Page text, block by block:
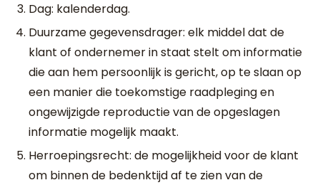
Dag: kalenderdag.
Duurzame gegevensdrager: elk middel dat de
klant of ondernemer in staat stelt om informatie
die aan hem persoonlijk is gericht, op te slaan op
een manier die toekomstige raadpleging en
ongewijzigde reproductie van de opgeslagen
informatie mogelijk maakt.
Herroepingsrecht: de mogelijkheid voor de klant
om binnen de bedenktijd af te zien van de